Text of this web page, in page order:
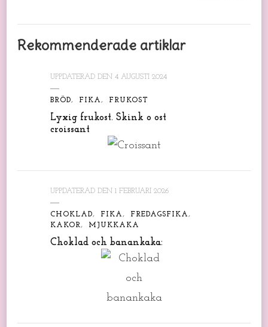
Rekommenderade artiklar
UPPDATERAD DEN 4 AUGUSTI 2024
BRÖD FIKA FRUKOST
Lyxig frukost. Skink o ost
croissant
UPPDATERAD DEN 1 FEBRUARI 2026
CHOKLAD FIKA
FREDAGSFIKA
KAKOR
MJUKKAKA
Choklad och banankaka: